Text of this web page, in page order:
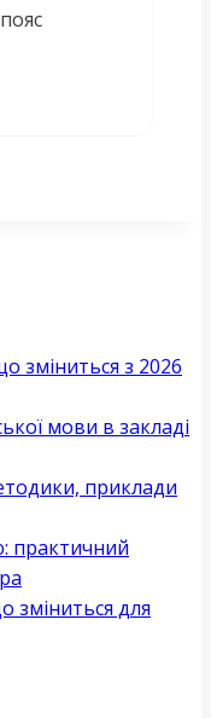
зміниться з 2026
мови в закладі
приклади
практичний
зміниться для